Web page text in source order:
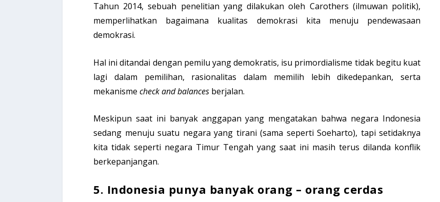
Tahun 2014, sebuah penelitian yang dilakukan oleh Carothers (ilmuwan politik),
memperlihatkan bagaimana kualitas demokrasi kita menuju pendewasaan
demokrasi.
Hal ini ditandai dengan pemilu yang demokratis, isu primordialisme tidak begitu kuat
lagi dalam pemilihan, rasionalitas dalam memilih lebih dikedepankan, serta
mekanisme check and balances berjalan.
Meskipun saat ini banyak anggapan yang mengatakan bahwa negara Indonesia
sedang menuju suatu negara yang tirani (sama seperti Soeharto), tapi setidaknya
kita tidak seperti negara Timur Tengah yang saat ini masih terus dilanda konflik
berkepanjangan.
5. Indonesia punya banyak orang – orang cerdas